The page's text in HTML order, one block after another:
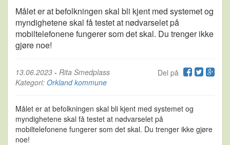
Målet er at befolkningen skal bli kjent med systemet og
myndighetene skal få testet at nødvarselet på
mobiltelefonene fungerer som det skal. Du trenger ikke
gjøre noe!
Del på
13.06.2023 - Rita Smedplass
Kategori: Orkland kommune
Målet er at befolkningen skal bli kjent med systemet og
myndighetene skal få testet at nødvarselet på
mobiltelefonene fungerer som det skal. Du trenger ikke gjøre
noe!